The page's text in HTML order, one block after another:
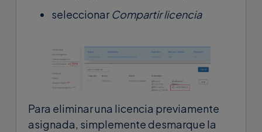
seleccionarCompartir licencia
Para eliminar una licencia previamente
asignada, simplemente desmarque la